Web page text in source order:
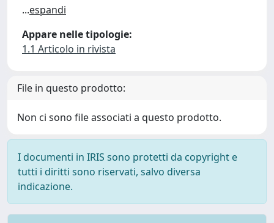
...espandi
Appare nelle tipologie:
1.1 Articolo in rivista
File in questo prodotto:
Non ci sono file associati a questo prodotto.
I documenti in IRIS sono protetti da copyright e
tutti i diritti sono riservati, salvo diversa
indicazione.